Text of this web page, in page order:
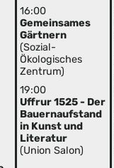
16:00
Gemeinsames
Gärtnern
(Sozial-
Ökologisches
Zentrum)
19:00
Uffrur 1525 - Der
Bauernaufstand
in Kunst und
Literatur
(Union Salon)